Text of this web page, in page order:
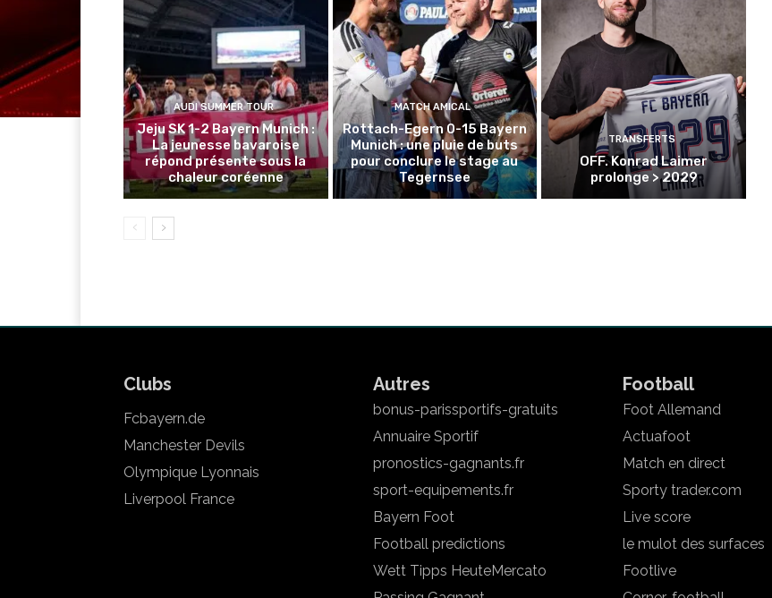
AUDI SUMMER TOUR
Jeju SK 1-2 Bayern Munich :
La jeunesse bavaroise
répond présente sous la
chaleur coréenne
MATCH AMICAL
Rottach-Egern 0-15 Bayern
Munich : une pluie de buts
pour conclure le stage au
Tegernsee
TRANSFERTS
OFF. Konrad Laimer
prolonge > 2029
Clubs
Fcbayern.de
Manchester Devils
Olympique Lyonnais
Liverpool France
Autres
bonus-parissportifs-gratuits
Annuaire Sportif
pronostics-gagnants.fr
sport-equipements.fr
Bayern Foot
Football predictions
Wett Tipps HeuteMercato
Football
Foot Allemand
Actuafoot
Match en direct
Sporty trader.com
Live score
le mulot des surfaces
Footlive